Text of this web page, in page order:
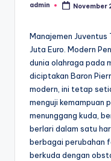
Posted
admin November
Manajemen Juventus
Juta Euro. Modern
dunia olahraga pada
diciptakan Baron
modern, ini tetap
menguji kemampuan
menunggang kuda,
berlari dalam satu
berbagai perubahan
berkuda dengan